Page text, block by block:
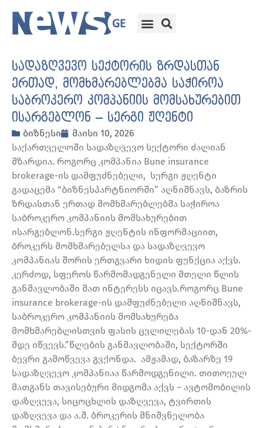
სადაზღვევო სექტორის ზრდასთან
ერთად, მომხმარებლებმა საჭიროა
საბროკერო კომპანიის მომსახურებით
ისარგებლონ – სერგი ჟღენტი
ბიზნესი
მაისი 10, 2026
საქართველოში სადაზღვევო სექტორი ძალიან
მზარდია. როგორც კომპანია Bune insurance
brokerage-ის დამფუძნებელი, სერგი ჟღენტი
გადაცემა “ბიზნესპარტნიორში” აღნიშნავს, ბაზრის
ზრდასთან ერთად მომხმარებლებმა საჭიროა
საბროკერო კომპანიის მომსახურებით
ისარგებლონ.სერგი ჟღენტის ინფორმაციით,
ბროკერს მომხმარებელსა და სადაზღვევო
კომპანიას შორის ერთგვარი ხიდის ფუნქცია აქვს.
კერძოდ, სფეროს წარმომადგენელი მთელი წლის
განმავლობაში მათ ინტერესს იცავს.როგორც Bune
insurance brokerage-ის დამფუძნებელი აღნიშნავს,
საბროკერო კომპანიის მომსახურება
მომხმარებლისთვის ფასის ცვლილებას 10-დან 20%-
მდე იწვევს.”წლების განმავლობაში, სექტორში
ბევრი გამოწვევა გვქონდა. ამჟამად, ბაზარზე 19
სადაზღვევო კომპანიაა წარმოდგენილი. თითოეულ
მათგანს თავისებური მიდგომა აქვს – ავტომობილის
დაზღვევა, სიცოცხლის დაზღვევა, ტვირთის
დაზღვევა და ა.შ. ბროკერის მნიშვნელობა